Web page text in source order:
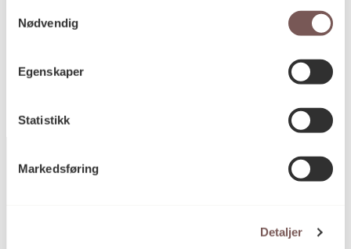
Nødvendig
Egenskaper
Statistikk
Markedsføring
Detaljer